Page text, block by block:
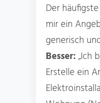
Der
mir ein
generisch
Besser:„Ich
Erstelle ein